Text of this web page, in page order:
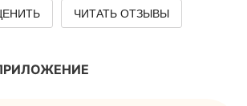
ЧИТАТЬ ОТЗЫВЫ